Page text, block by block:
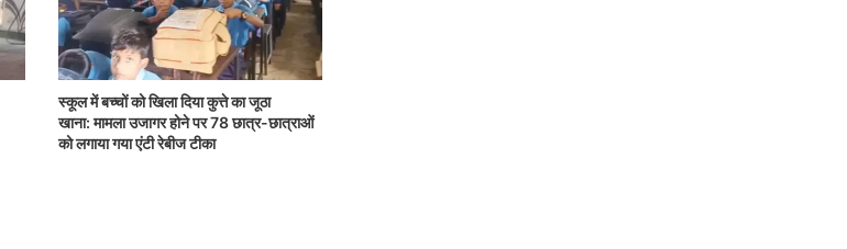
स्कूल में बच्चों को खिला दिया कुत्ते का जूठा
खाना: मामला उजागर होने पर 78 छात्र-छात्राओं
को लगाया गया एंटी रेबीज टीका